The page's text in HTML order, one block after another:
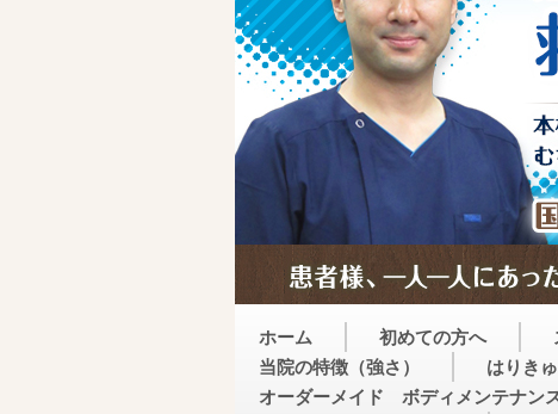
ホーム 初めての方へ
当院の特徴（強さ）
はりき
オーダーメイド ボディメンテナン